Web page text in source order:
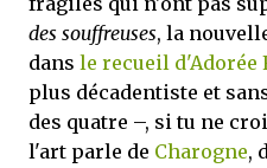
des souffreuses, la
dans le recueil d'Adorée
plus décadentiste et
des quatre –, si tu ne
l'art parle de Charogne,